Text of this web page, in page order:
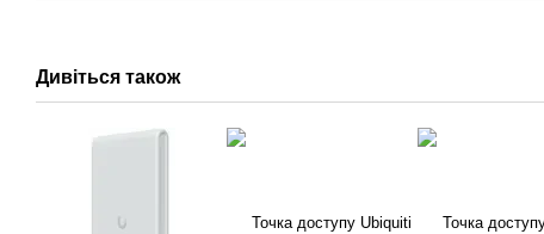
Дивіться також